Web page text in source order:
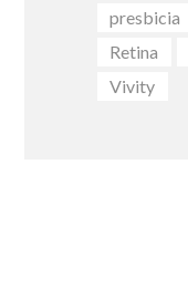
presbicia
Retina
Vivity